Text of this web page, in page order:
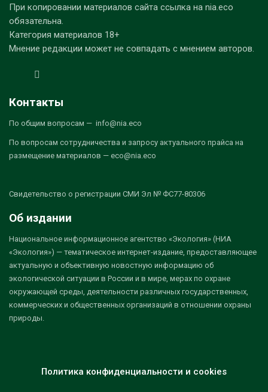
При копировании материалов сайта ссылка на nia.eco
обязательна.
Категория материалов 18+
Мнение редакции может не совпадать с мнением авторов.
Контакты
По общим вопросам — info@nia.eco
По вопросам сотрудничества и запросу актуального прайса на
размещение материалов — eco@nia.eco
Свидетельство о регистрации СМИ Эл № ФС77-80306
Об издании
Национальное информационное агентство «Экология» (НИА
«Экология») — тематическое интернет-издание, предоставляющее
актуальную и объективную новостную информацию об
экологической ситуации в России и в мире, мерах по охране
окружающей среды, деятельности различных государственных,
коммерческих и общественных организаций в отношении охраны
природы.
Политика конфиденциальности и cookies